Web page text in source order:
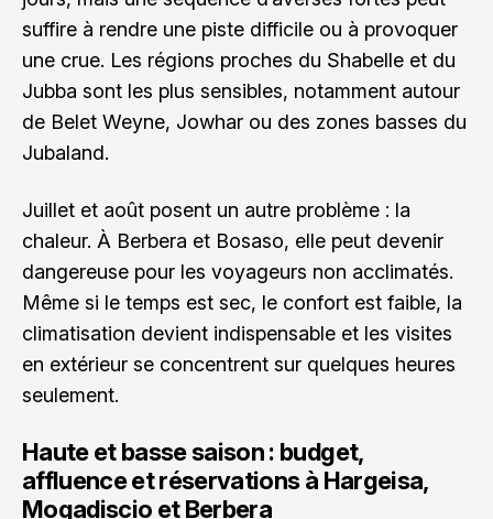
suffire à rendre une piste difficile ou à provoquer
une crue. Les régions proches du Shabelle et du
Jubba sont les plus sensibles, notamment autour
de Belet Weyne, Jowhar ou des zones basses du
Jubaland.
Juillet et août posent un autre problème : la
chaleur. À Berbera et Bosaso, elle peut devenir
dangereuse pour les voyageurs non acclimatés.
Même si le temps est sec, le confort est faible, la
climatisation devient indispensable et les visites
en extérieur se concentrent sur quelques heures
seulement.
Haute et basse saison : budget,
affluence et réservations à Hargeisa,
Mogadiscio et Berbera